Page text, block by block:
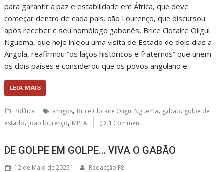
para garantir a paz e estabilidade em África, que deve
começar dentro de cada país. oão Lourenço, que discursou
após receber o seu homólogo gabonês, Brice Clotaire Oligui
Nguema, que hoje iniciou uma visita de Estado de dois dias a
Angola, reafirmou “os laços históricos e fraternos” que unem
os dois países e considerou que os povos angolano e…
LEIA MAIS
Política amigos, Brice Clotaire Oligui Nguema, gabão, golpe de
estado, joão lourenço, MPLA 1 Comment
DE GOLPE EM GOLPE… VIVA O GABÃO
12 de Maio de 2025 Redacção F8